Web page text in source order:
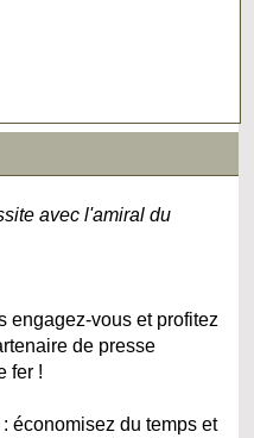
avec l'amiral du
engagez-vous et profitez
de presse
fer !
: économisez du temps et